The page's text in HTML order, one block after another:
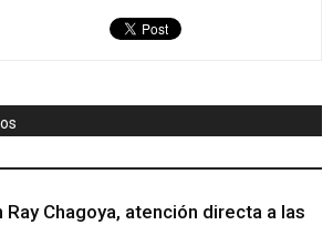
Ray Chagoya, atención directa a las